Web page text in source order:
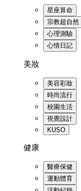
星座算命
宗教超自然
心理測驗
心情日記
美妝
美容彩妝
時尚流行
校園生活
視覺設計
KUSO
健康
醫療保健
運動體育